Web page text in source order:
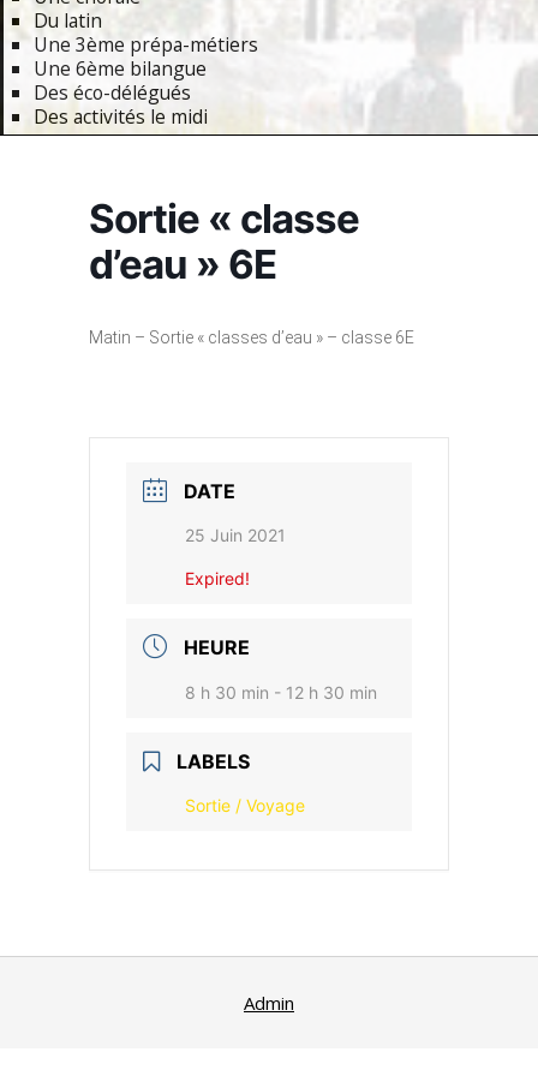
Du latin
Une 3ème prépa-métiers
Une 6ème bilangue
Des éco-délégués
Des activités le midi
Sortie « classe
d’eau » 6E
Matin – Sortie « classes d’eau » – classe 6E
DATE
25 Juin 2021
Expired!
HEURE
8 h 30 min - 12 h 30 min
LABELS
Sortie / Voyage
Admin